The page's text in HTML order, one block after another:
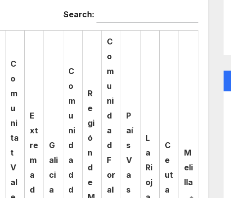
Search:
C
o
m
u
ni
ta
t
V
al
E
xt
re
m
a
d
G
ali
ci
a
C
o
m
u
ni
d
a
d
d
R
e
gi
ó
n
d
e
C
o
m
u
ni
d
a
d
F
or
al
P
aí
s
V
a
s
L
a
Ri
oj
C
e
ut
a
M
eli
lla